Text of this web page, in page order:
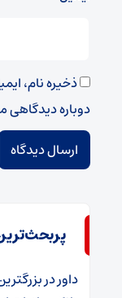
ذخیره نام،
دوباره
داوردر